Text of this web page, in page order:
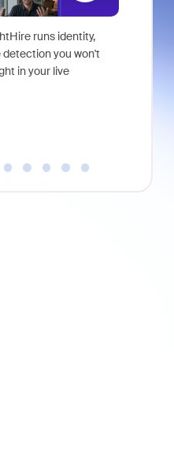
runs identity,
you won't
in your live